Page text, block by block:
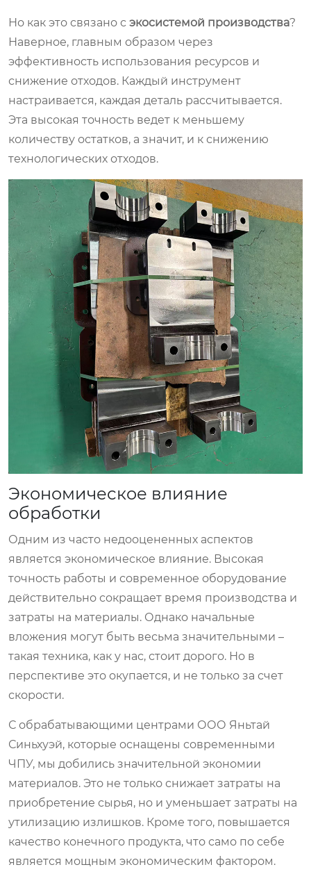
Но как это связано с экосистемой производства?
Наверное, главным образом через
эффективность использования ресурсов и
снижение отходов. Каждый инструмент
настраивается, каждая деталь рассчитывается.
Эта высокая точность ведет к меньшему
количеству остатков, а значит, и к снижению
технологических отходов.
Экономическое влияние
обработки
Одним из часто недооцененных аспектов
является экономическое влияние. Высокая
точность работы и современное оборудование
действительно сокращает время производства и
затраты на материалы. Однако начальные
вложения могут быть весьма значительными –
такая техника, как у нас, стоит дорого. Но в
перспективе это окупается, и не только за счет
скорости.
С обрабатывающими центрами ООО Яньтай
Синьхуэй, которые оснащены современными
ЧПУ, мы добились значительной экономии
материалов. Это не только снижает затраты на
приобретение сырья, но и уменьшает затраты на
утилизацию излишков. Кроме того, повышается
качество конечного продукта, что само по себе
является мощным экономическим фактором.